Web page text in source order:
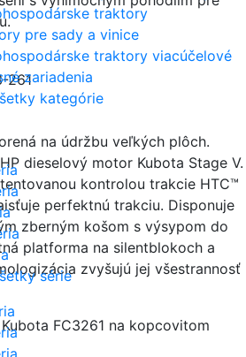
traktory
pre sady a vinice
traktory viacúčelové
zariadenia
kategórie
série
na údržbu veľkých plôch.
dieselový motor Kubota Stage V.
kontrolou trakcie HTC™
perfektnú trakciu. Disponuje
zberným košom s výsypom do
platforma na silentblokoch a
zvyšujú jej všestrannosť